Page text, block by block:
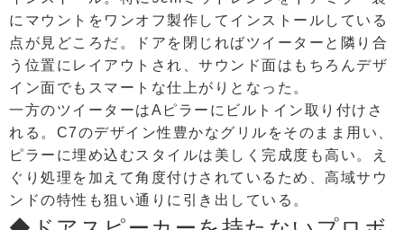
にマウントをワンオフ製作してインストールしている
点が見どころだ。ドアを閉じればツイーターと隣り合
う位置にレイアウトされ、サウンド面はもちろんデザ
イン面でもスマートな仕上がりとなった。
一方のツイーターはAピラーにビルトイン取り付けさ
れる。C7のデザイン性豊かなグリルをそのまま用い、
ピラーに埋め込むスタイルは美しく完成度も高い。え
ぐり処理を加えて角度付けされているため、高域サウ
ンドの特性も狙い通りに引き出している。